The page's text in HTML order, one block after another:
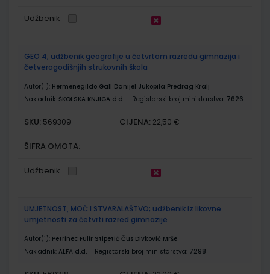
Udžbenik
GEO 4; udžbenik geografije u četvrtom razredu gimnazija i
četverogodišnjih strukovnih škola
Autor(i): Hermenegildo Gall Danijel Jukopila Predrag Kralj
Nakladnik: ŠKOLSKA KNJIGA d.d. Registarski broj ministarstva: 7626
SKU: 569309 CIJENA: 22,50 €
ŠIFRA OMOTA:
Udžbenik
UMJETNOST, MOĆ I STVARALAŠTVO; udžbenik iz likovne
umjetnosti za četvrti razred gimnazije
Autor(i): Petrinec Fulir Stipetić Čus Divković Mrše
Nakladnik: ALFA d.d. Registarski broj ministarstva: 7298